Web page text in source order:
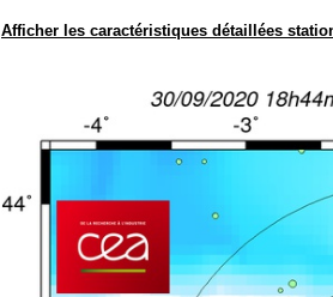
Afficher les caractéristiques détaillées